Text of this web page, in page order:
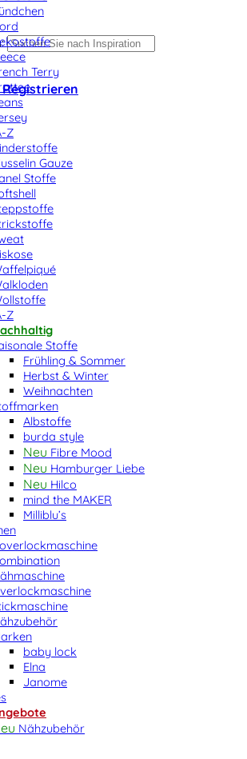
Terry
Z
Gauze
Stoffe
Z
Stoffe
Frühling & Sommer
Herbst & Winter
Weihnachten
Albstoffe
burda style
Fibre Mood
Hamburger Liebe
Hilco
mind the MAKER
Milliblu’s
baby lock
Elna
Janome
Nähzubehör